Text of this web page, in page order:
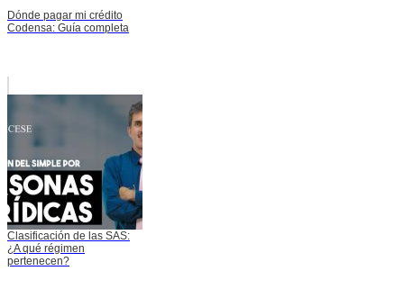
Dónde pagar mi crédito
Codensa: Guía completa
Clasificación de las SAS:
¿A qué régimen
pertenecen?